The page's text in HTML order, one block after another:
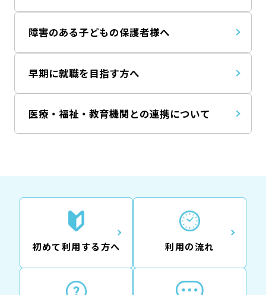
障害のある子どもの保護者様へ
早期に就職を目指す方へ
医療・福祉・教育機関との連携について
初めて利用する方へ 利用の流れ